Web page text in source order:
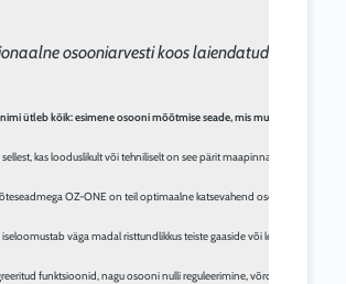
osooniarvesti koos laiendatud kliima
ütleb kõik: esimene osooni mõõtmise seade, mis muudab osooni
kas looduslikult või tehniliselt on see pärit maapinna lähedalt, on
OZ-ONE on teil optimaalne katsevahend osooni
väga madal risttundlikkus teiste gaaside või lenduvate
funktsioonid, nagu osooni nulli reguleerimine, võrdlusväärtuse